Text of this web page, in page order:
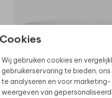
Cookies
Wij gebruiken cookies en
gebruikerservaring te bieden,
te analyseren en voor
weergeven van